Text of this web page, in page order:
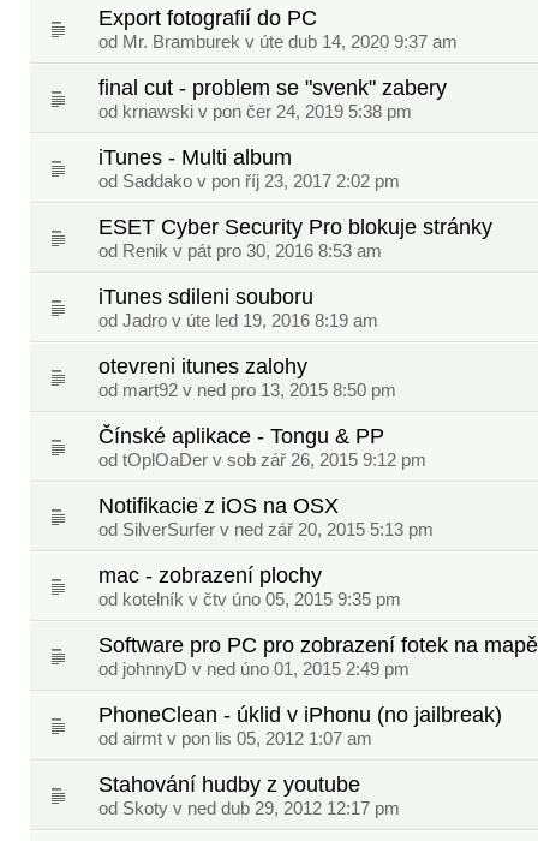
Export fotografií do PC
od Mr. Bramburek v úte dub 14, 2020 9:37 am
final cut - problem se "svenk" zabery
od krnawski v pon čer 24, 2019 5:38 pm
iTunes - Multi album
od Saddako v pon říj 23, 2017 2:02 pm
ESET Cyber Security Pro blokuje stránky
od Renik v pát pro 30, 2016 8:53 am
iTunes sdileni souboru
od Jadro v úte led 19, 2016 8:19 am
otevreni itunes zalohy
od mart92 v ned pro 13, 2015 8:50 pm
Čínské aplikace - Tongu & PP
od tOplOaDer v sob zář 26, 2015 9:12 pm
Notifikacie z iOS na OSX
od SilverSurfer v ned zář 20, 2015 5:13 pm
mac - zobrazení plochy
od kotelník v čtv úno 05, 2015 9:35 pm
Software pro PC pro zobrazení fotek na
od johnnyD v ned úno 01, 2015 2:49 pm
PhoneClean - úklid v iPhonu (no jailbreak)
od airmt v pon lis 05, 2012 1:07 am
Stahování hudby z youtube
od Skoty v ned dub 29, 2012 12:17 pm